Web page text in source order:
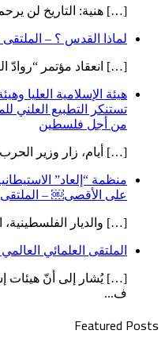
[…] هنية: التاريخ لن
لماذا القدس ؟ –
[…] انعقاد مؤتمر “روادّ
هيئة الإسلامية العليا
تستنكر التطبيع العلني
من أجل فلسطين
[…] أيام، زار وزير
منظمة “إلعاد”
على الأقصى￼ –
[…] والديار
الملتقى العلمائي
[…] يُشار إلى أنّ هيئات
ف...
Featured Posts